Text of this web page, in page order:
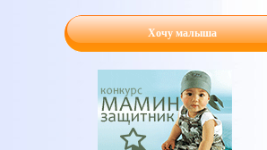
Хочу малыша